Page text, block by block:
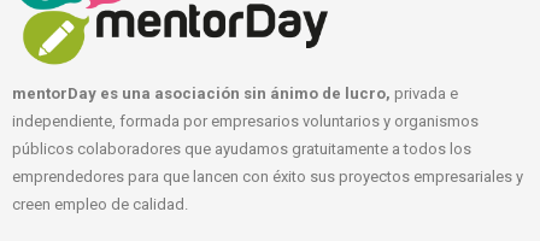
mentorDay es una asociación sin ánimo de lucro, privada e
independiente, formada por empresarios voluntarios y organismos
públicos colaboradores que ayudamos gratuitamente a todos los
emprendedores para que lancen con éxito sus proyectos empresariales y
creen empleo de calidad.